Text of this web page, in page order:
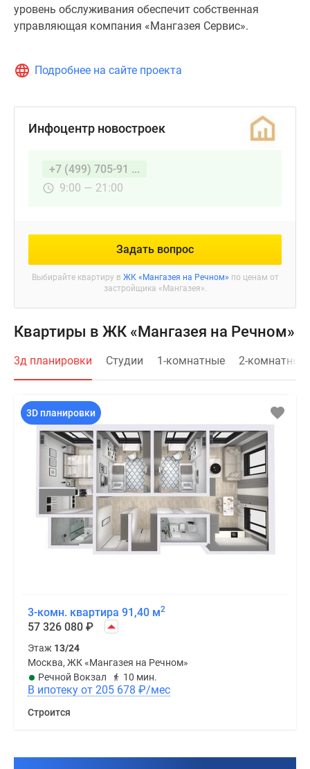
уровень обслуживания обеспечит собственная
управляющая компания «Мангазея Сервис».
Подробнее на сайте проекта
Инфоцентр новостроек
+7 (499) 705-91 ...
9:00 — 21:00
Задать вопрос
Выбирайте квартиру в ЖК «Мангазея на Речном» по ценам от
застройщика «Мангазея».
Квартиры в ЖК «Мангазея на Речном»
3д планировки Студии 1-комнатные 2-комнатные
3D планировки
3-комн. квартира 91,40 м2
57 326 080 ₽
Этаж 13/24
Москва, ЖК «Мангазея на Речном»
Речной Вокзал
10 мин.
В ипотеку от 205 678 ₽/мес
Строится